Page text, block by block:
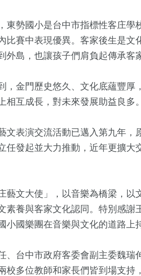
東勢國小是台中市指標性客庄學
比賽中表現優異。客家後生是文
島，也讓孩子們肩負起傳承客
，金門歷史悠久、文化底蘊豐厚
互成長，對未來發展助益良多。
文表演交流活動已邁入第九年，
任發起並大力推動，近年更擴大
藝文大使」，以音樂為橋梁，以
素養與客家文化認同。特別感謝
國樂團在音樂與文化的道路上
、台中市政府客委會副主委魏瑞
多位教師和家長們皆到場支持
357
熱門